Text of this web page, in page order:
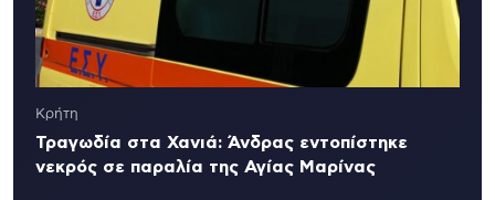
Κρήτη
Τραγωδία στα Χανιά: Άνδρας εντοπίστηκε
νεκρός σε παραλία της Αγίας Μαρίνας